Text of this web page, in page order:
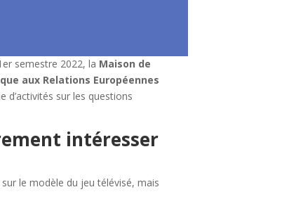
semestre 2022, la Maison de
aux Relations Européennes
d’activités sur les questions
intéresser
le modèle du jeu télévisé, mais